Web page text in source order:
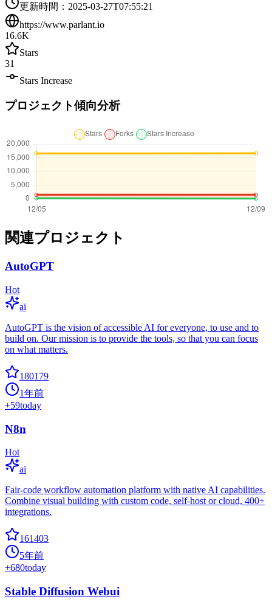
更新時間 ： 2025-03-27T07:55:21
https://www.parlant.io
16.6K
Stars
31
Stars Increase
プロジェクト傾向分析
関連プロジェクト
AutoGPT
Hot
ai
AutoGPT is the vision of accessible AI for everyone, to use and to
build on. Our mission is to provide the tools, so that you can focus
on what matters.
180179
1年前
+59today
N8n
Hot
ai
Fair-code workflow automation platform with native AI capabilities.
Combine visual building with custom code, self-host or cloud, 400+
integrations.
161403
5年前
+680today
Stable Diffusion Webui